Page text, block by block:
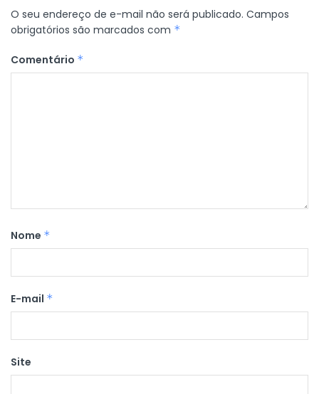
O seu endereço de e-mail não será publicado. Campos
obrigatórios são marcados com *
Comentário *
Nome *
E-mail *
Site